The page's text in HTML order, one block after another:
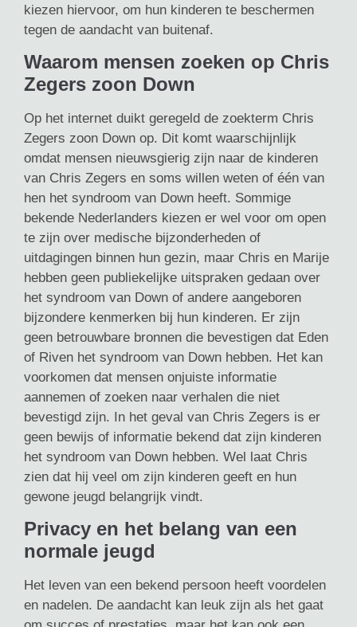
kiezen hiervoor, om hun kinderen te beschermen
tegen de aandacht van buitenaf.
Waarom mensen zoeken op Chris
Zegers zoon Down
Op het internet duikt geregeld de zoekterm Chris
Zegers zoon Down op. Dit komt waarschijnlijk
omdat mensen nieuwsgierig zijn naar de kinderen
van Chris Zegers en soms willen weten of één van
hen het syndroom van Down heeft. Sommige
bekende Nederlanders kiezen er wel voor om open
te zijn over medische bijzonderheden of
uitdagingen binnen hun gezin, maar Chris en Marije
hebben geen publiekelijke uitspraken gedaan over
het syndroom van Down of andere aangeboren
bijzondere kenmerken bij hun kinderen. Er zijn
geen betrouwbare bronnen die bevestigen dat Eden
of Riven het syndroom van Down hebben. Het kan
voorkomen dat mensen onjuiste informatie
aannemen of zoeken naar verhalen die niet
bevestigd zijn. In het geval van Chris Zegers is er
geen bewijs of informatie bekend dat zijn kinderen
het syndroom van Down hebben. Wel laat Chris
zien dat hij veel om zijn kinderen geeft en hun
gewone jeugd belangrijk vindt.
Privacy en het belang van een
normale jeugd
Het leven van een bekend persoon heeft voordelen
en nadelen. De aandacht kan leuk zijn als het gaat